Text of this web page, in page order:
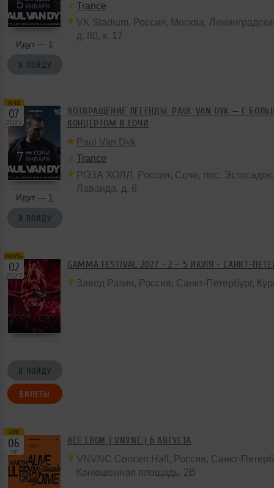
Идут — 1
Я ПОЙДУ
Trance
VK Stadium, Россия , Москва,
д. 80, к. 17
янв
07
2027
Идут — 1
Я ПОЙДУ
ВОЗВРАЩЕНИЕ ЛЕГЕНДЫ. PAUL VAN DYK — С
КОНЦЕРТОМ В СОЧИ
Paul Van Dyk
Trance
РОЗА ХОЛЛ , Россия , Сочи, пос.
Лаванда, д. 6
июль
02
2027
Я ПОЙДУ
БИЛЕТЫ
GAMMA FESTIVAL 2027 - 2 – 5 ИЮЛЯ - САНКТ-
Завод Разин, Россия , Санкт-Петербург,
авг
06
чт
ВСЕ СВОИ | VNVNC | 6 АВГУСТА
VNVNC Concert Hall , Россия , Санкт-
Конюшенная площадь, 2B